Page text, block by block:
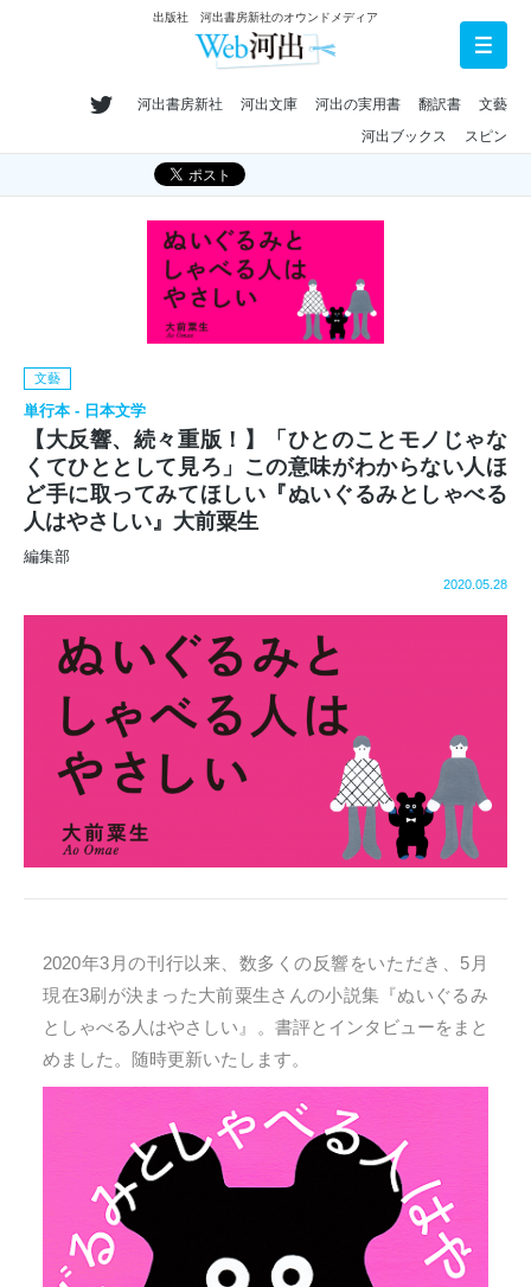
出版社 河出書房新社のオウンドメディア
河出書房新社 河出文庫 河出の実用書 翻訳書
文藝
河出ブックス
スピン
文藝
単行本 - 日本文学
【大反響、続々重版！】「ひとのことモノじゃな
くてひととして見ろ」この意味がわからない人ほ
ど手に取ってみてほしい『ぬいぐるみとしゃべる
人はやさしい』大前粟生
編集部
2020.05.28
2020年3月の刊行以来、数多くの反響をいただき、5月
現在3刷が決まった大前粟生さんの小説集『ぬいぐるみ
としゃべる人はやさしい』。書評とインタビューをまと
めました。随時更新いたします。